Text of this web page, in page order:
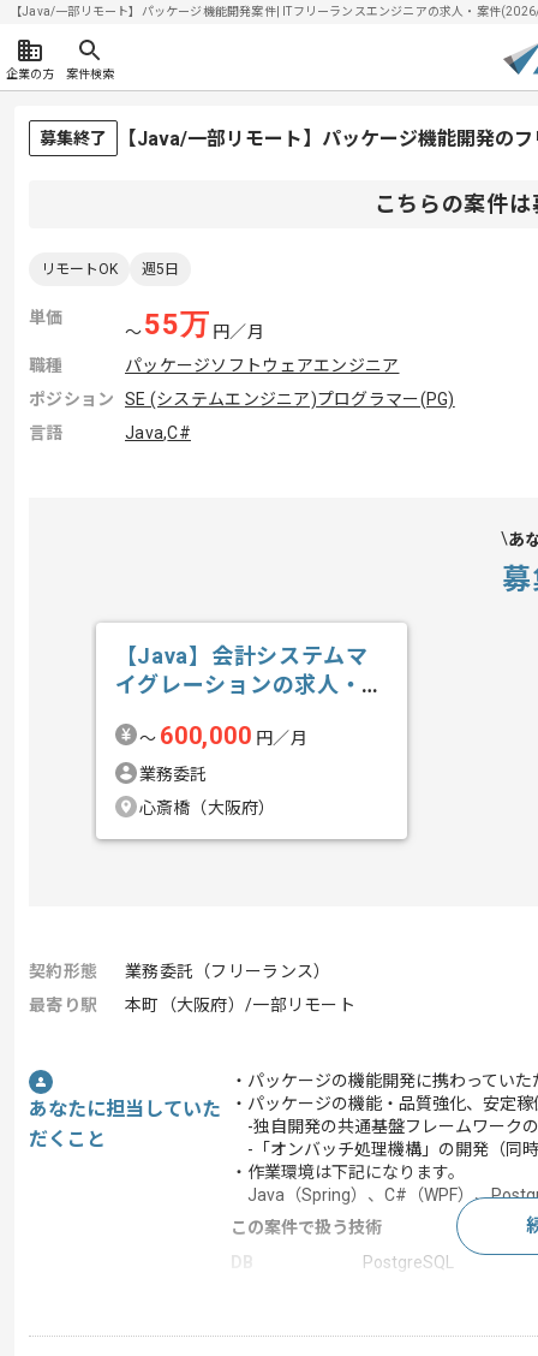
【Java/一部リモート】パッケージ機能開発案件| ITフリーランスエンジニアの求人・案件
企業の方 案件検索
募集終了 【Java/一部リモート】パッケージ機能開発の
こちらの案件
リモートOK 週5日
単価
〜55万 円／月
職種
パッケージソフトウェアエンジニア
ポジション
SE (システムエンジニア)プログラマー(PG)
言語
Java,C#
あ
【Java】会計システムマ
イグレーションの求人・案
〜 600,000 円／月
業務委託
心斎橋（大阪府）
契約形態
業務委託（フリーランス）
最寄り駅
本町（大阪府）/一部リモート
あなたに担当していた
だくこと
・パッケージの機能開発に携わっていた
・パッケージの機能・品質強化、安定
-独自開発の共通基盤フレームワーク
-「オンバッチ処理機構」の開発（同
・作業環境は下記になります。
Java（Spring）、C#（WPF）、
この案件で扱う技術
DB
PostgreSQL
フレームワーク
Spring